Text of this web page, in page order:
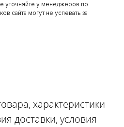
уточняйте у менеджеров по
сайта могут не успевать за
характеристики
доставки, условия